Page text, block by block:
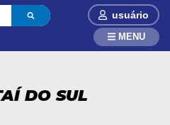
usuário
DO SUL
MENU